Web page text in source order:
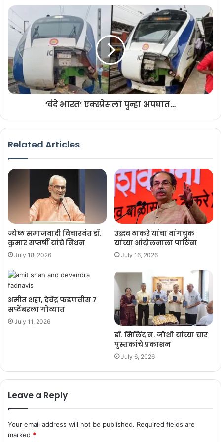
‘वंदे भारत’ एक्स्प्रेसला पुन्हा अपघात…
Related Articles
ज्येष्ठ समाजवादी विचारवंत डॉ.
कुमार सप्तर्षी यांचे निधन
July 18, 2026
उद्धव ठाकरे यांचा वांगचुक
यांच्या आंदोलनाला पाठिंबा
July 16, 2026
अमीत शहा, देवेंद्र फडणवीस ७
सप्टेंबरला गोव्यात
July 11, 2026
डॉ. मिलिंद न. जोशी यांच्या चार
पुस्तकांचे प्रकाशन
July 6, 2026
Leave a Reply
Your email address will not be published. Required fields are
marked *